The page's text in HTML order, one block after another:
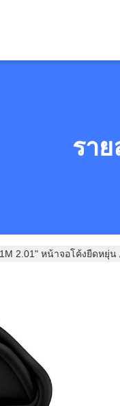
รา
2.01" หน้าจอโค้งยืดหยุ่